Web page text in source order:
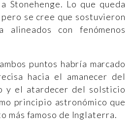
Stonehenge. Lo que queda
se cree que sostuvieron
alineados con fenómenos
puntos habría marcado
hacia el amanecer del
y el atardecer del solsticio
principio astronómico que
más famoso de Inglaterra.